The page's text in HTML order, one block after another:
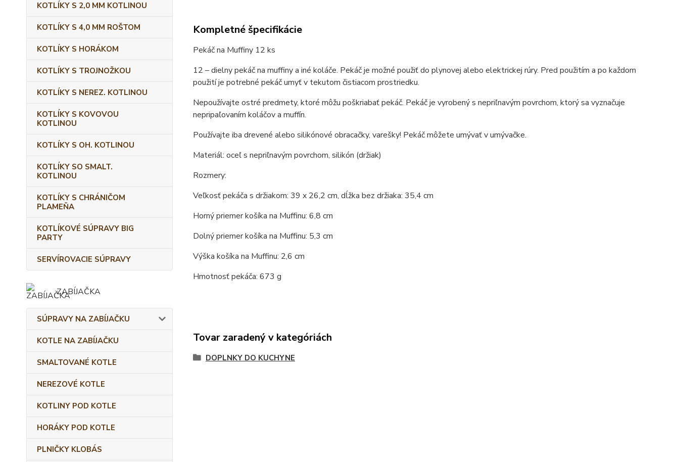
KOTLÍKY S 2,0 MM KOTLINOU
KOTLÍKY S 4,0 MM ROŠTOM
KOTLÍKY S HORÁKOM
KOTLÍKY S TROJNOŽKOU
KOTLÍKY S NEREZ. KOTLINOU
KOTLÍKY S KOVOVOU
KOTLINOU
KOTLÍKY S OH. KOTLINOU
KOTLÍKY SO SMALT.
KOTLINOU
KOTLÍKY S CHRÁNIČOM
PLAMEŇA
KOTLÍKOVÉ SÚPRAVY BIG
PARTY
SERVÍROVACIE SÚPRAVY
ZABÍJAČKA
SÚPRAVY NA ZABÍJAČKU
KOTLE NA ZABÍJAČKU
SMALTOVANÉ KOTLE
NEREZOVÉ KOTLE
KOTLINY POD KOTLE
HORÁKY POD KOTLE
PLNIČKY KLOBÁS
Kompletné špecifikácie
Pekáč na Muffiny 12 ks
12 – dielny pekáč na muffiny a iné koláče. Pekáč je možné použiť do plynovej alebo elektrickej rúry. Pred použitím a po každom
použití je potrebné pekáč umyť v tekutom čistiacom prostriedku.
Nepoužívajte ostré predmety, ktoré môžu poškriabať pekáč. Pekáč je vyrobený s nepriľnavým povrchom, ktorý sa vyznačuje
nepripaľovaním koláčov a muffín.
Používajte iba drevené alebo silikónové obracačky, varešky! Pekáč môžete umývať v umývačke.
Materiál: oceľ s nepriľnavým povrchom, silikón (držiak)
Rozmery:
Veľkosť pekáča s držiakom: 39 x 26,2 cm, dĺžka bez držiaka: 35,4 cm
Horný priemer košíka na Muffinu: 6,8 cm
Dolný priemer košíka na Muffinu: 5,3 cm
Výška košíka na Muffinu: 2,6 cm
Hmotnosť pekáča: 673 g
Tovar zaradený v kategóriách
DOPLNKY DO KUCHYNE